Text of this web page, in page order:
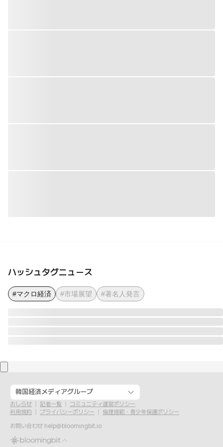
ハッシュタグニュース
#マクロ経済 #市場展望 #著名人発言
韓国経済メディアグループ
おしらせ 記者一覧
コミュニティ運営ポリシー
利用規約
プライバシーポリシー
倫理規範・青少年保護ポリシー
お問い合わせ help@bloomingbit.io